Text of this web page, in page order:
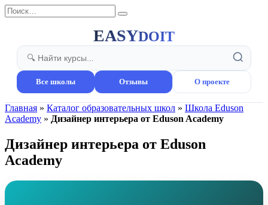
Перейти
к
Search
for:
EASYDOIT
Все школы Отзывы О проекте
Главная » Каталог образовательных школ » Школа Eduson
Academy » Дизайнер интерьера от Eduson Academy
Дизайнер интерьера от Eduson
Academy